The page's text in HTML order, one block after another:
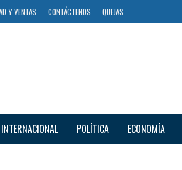
Y VENTAS CONTÁCTENOS QUEJAS
INTERNACIONAL POLÍTICA ECONOMÍA